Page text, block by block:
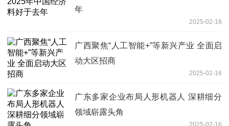
年
2025-02-16
广西聚焦“人工智能+”等新兴产业 全面启
动大区招商
2025-02-16
广东多家企业布局人形机器人 深耕细分
领域崭露头角
2025-02-16